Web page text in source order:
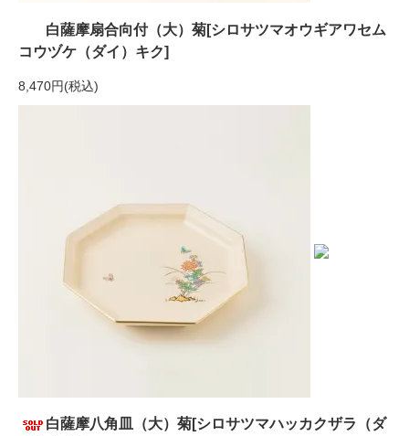
白薩摩扇合向付（大）菊[シロサツマオウギアワセム
コウヅケ（ダイ）キク]
8,470円(税込)
白薩摩八角皿（大）菊[シロサツマハッカクザラ（ダ